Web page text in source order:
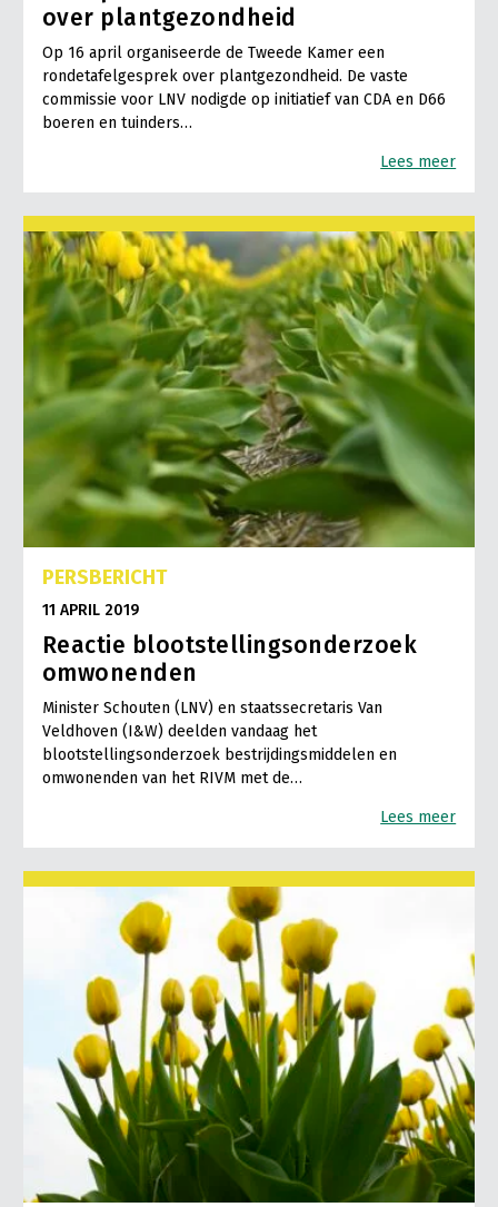
over plantgezondheid
Op 16 april organiseerde de Tweede Kamer een
rondetafelgesprek over plantgezondheid. De vaste
commissie voor LNV nodigde op initiatief van CDA en D66
boeren en tuinders…
Lees meer
PERSBERICHT
11 APRIL 2019
Reactie blootstellingsonderzoek
omwonenden
Minister Schouten (LNV) en staatssecretaris Van
Veldhoven (I&W) deelden vandaag het
blootstellingsonderzoek bestrijdingsmiddelen en
omwonenden van het RIVM met de…
Lees meer